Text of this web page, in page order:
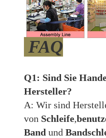
FAQ
Q1: Sind Sie
Hersteller?
A: Wir sind
von Schleife,
Band und